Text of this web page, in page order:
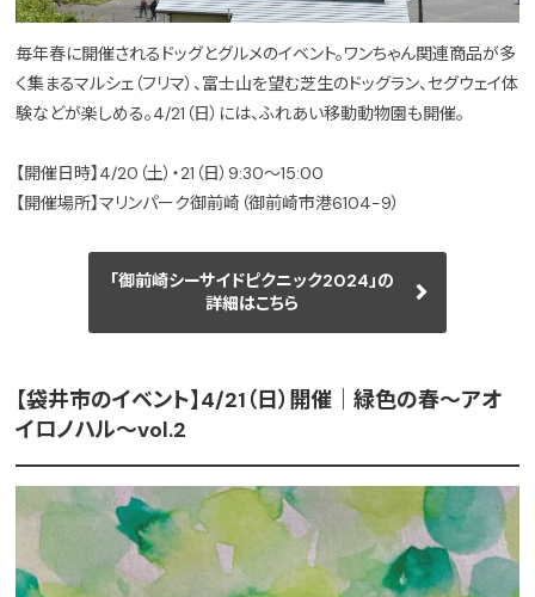
毎年春に開催されるドッグとグルメのイベント。ワンちゃん関連商品が多
く集まるマルシェ（フリマ）、富士山を望む芝生のドッグラン、セグウェイ体
験などが楽しめる。4/21（日）には、ふれあい移動動物園も開催。
【開催日時】4/20（土）・21（日）9:30～15:00
【開催場所】マリンパーク御前崎（御前崎市港6104-9）
「御前崎シーサイドピクニック2024」の
詳細はこちら
【袋井市のイベント】4/21（日）開催｜緑色の春〜アオ
イロノハル〜vol.2